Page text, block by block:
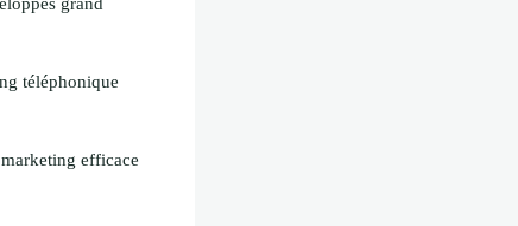
téléphonique
efficace